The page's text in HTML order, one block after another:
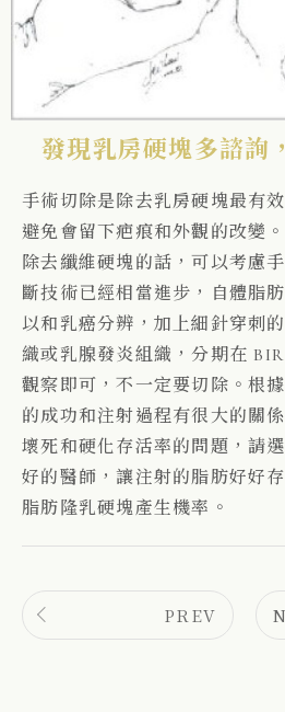
發現乳房硬塊多諮詢
手術切除是除去乳房硬塊最有
避免會留下疤痕和外觀的改變
除去纖維硬塊的話，可以考慮
斷技術已經相當進步，自體脂
以和乳癌分辨，加上細針穿刺
織或乳腺發炎組織，分期在
觀察即可，不一定要切除。根
的成功和注射過程有很大的關
壞死和硬化存活率的問題，請
好的醫師，讓注射的脂肪好好
脂肪隆乳硬塊產生機率。
PREV